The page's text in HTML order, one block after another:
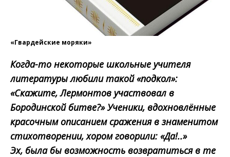
«Гвардейские моряки»
Когда-то некоторые школьные учителя
литературы любили такой «подкол»:
«Скажите, Лермонтов участвовал в
Бородинской битве?» Ученики, вдохновлённые
красочным описанием сражения в знаменитом
стихотворении, хором говорили: «Да!..»
Эх, была бы возможность возвратиться в те